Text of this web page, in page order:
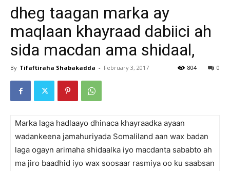
dheg taagan marka ay
maqlaan khayraad dabiici ah
sida macdan ama shidaal,
By Tifaftiraha Shabakadda - February 3, 2017 0
804
Marka laga hadlaayo dhinaca khayraadka ayaan
wadankeena jamahuriyada Somaliland aan wax badan
laga ogayn arimaha shidaalka iyo macdanta sababto ah
ma jiro baadhid iyo wax soosaar rasmiya oo ku saabsan